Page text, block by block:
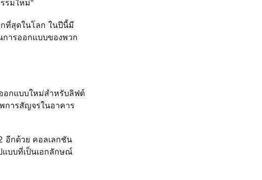
รมใหม่"
ที่สุดในโลก ในปีนี้มี
การออกแบบของพวก
อกแบบใหม่สำหรับลิฟต์
การสัญจรในอาคาร
อีกด้วย คอลเลกชัน
บบที่เป็นเอกลักษณ์